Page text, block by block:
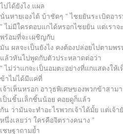
ไปได้ยังไง แผล
นั่นหายเองได้ บ้าชัดๆ ” ไชยยันระเบิดอ
” ไม่มีใครตอบแกได้หรอกไชยยัน แต่เราจ
พร้อมที่จะเผชิญกับ
มัน ผลจะเป็นยังไง คงต้องปล่อยไปตามพร
แล้วหันไปพูดกับตัวประหลาดต่อว่า
” ไม่ว่าแกจะเป็นอมตะอย่างที่แกแสดงให้
ข้าไม่ได้มีแค่ที่
เจ้าเห็นหรอก อาวุธพิเศษของพวกข้าสาม
เป็นชิ้นเล็กชิ้นน้อย คอยดูก็แล้ว
กัน ว่ามันจะทำอะไรพวกเจ้าได้มั้ย แต่เจ้
หนึ่งเลยว่า ใครคือจิตรางคนาง ”
เชษฐาถามย้ำ